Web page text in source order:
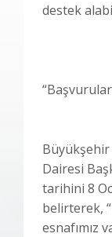
destek
Büyükşehir
Dairesi
tarihini 8
belirterek,
esnafımız